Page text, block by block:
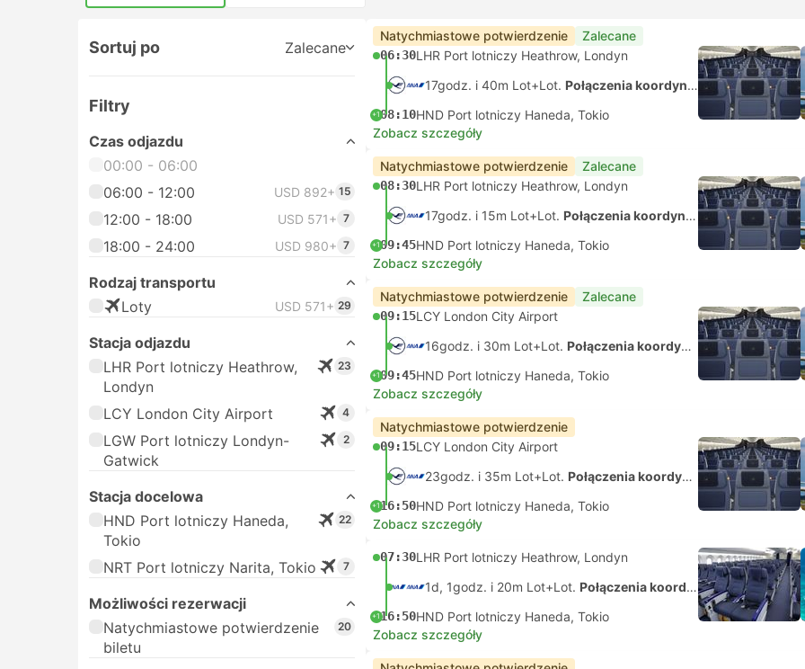
Sortuj po Zalecane
Filtry
Czas odjazdu
00:00 - 06:00
06:00 - 12:00
USD 892+ 15
12:00 - 18:00 USD 571+ 7
18:00 - 24:00 USD 980+ 7
Rodzaj transportu
Loty
USD 571+ 29
Stacja odjazdu
LHR Port lotniczy Heathrow,
Londyn
23
LCY London City Airport 4
LGW Port lotniczy Londyn-
Gatwick
2
Stacja docelowa
HND Port lotniczy Haneda,
Tokio
22
NRT Port lotniczy Narita, Tokio 7
Możliwości rezerwacji
Natychmiastowe potwierdzenie
biletu
20
Natychmiastowe potwierdzenie Zalecane
06:30LHR Port lotniczy Heathrow, Londyn
17godz. i 40m Lot+Lot. Połączenia koordynowane na własną rękę
+108:10HND Port lotniczy Haneda, Tokio
Zobacz szczegóły
Natychmiastowe potwierdzenie Zalecane
08:30LHR Port lotniczy Heathrow, Londyn
17godz. i 15m Lot+Lot. Połączenia koordynowane na własną rękę
+109:45HND Port lotniczy Haneda, Tokio
Zobacz szczegóły
Natychmiastowe potwierdzenie Zalecane
09:15LCY London City Airport
16godz. i 30m Lot+Lot. Połączenia koordynowane na własną rękę
+109:45HND Port lotniczy Haneda, Tokio
Zobacz szczegóły
Natychmiastowe potwierdzenie
09:15LCY London City Airport
23godz. i 35m Lot+Lot. Połączenia koordynowane na własną rękę
+116:50HND Port lotniczy Haneda, Tokio
Zobacz szczegóły
07:30LHR Port lotniczy Heathrow, Londyn
1d, 1godz. i 20m Lot+Lot. Połączenia koordynowane na własną rękę
+116:50HND Port lotniczy Haneda, Tokio
Zobacz szczegóły